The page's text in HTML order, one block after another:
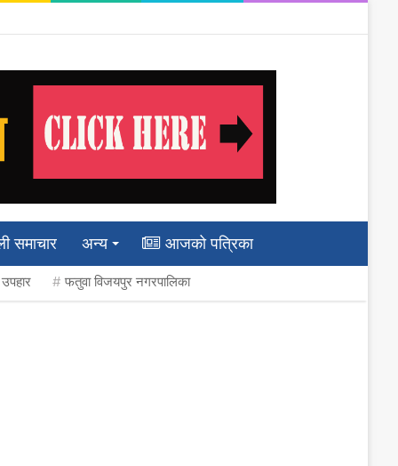
समाचार अन्य आजको पत्रिका
फतुवा विजयपुर नगरपालिका